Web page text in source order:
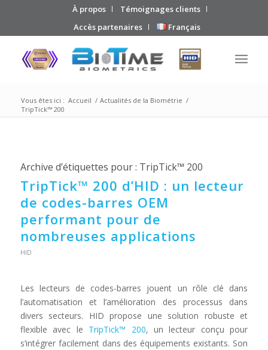
À propos
Témoignages clients
Accès partenaires
Français
Vous êtes ici : Accueil / Actualités de la Biométrie /
TripTick™ 200
Archive d’étiquettes pour : TripTick™ 200
TripTick™ 200 d’HID : un lecteur
de codes-barres OEM
performant pour de
nombreuses applications
HID
Les lecteurs de codes-barres jouent un rôle clé dans
l’automatisation et l’amélioration des processus dans
divers secteurs. HID propose une solution robuste et
flexible avec le TripTick™ 200, un lecteur conçu pour
s’intégrer facilement dans des équipements existants. Son